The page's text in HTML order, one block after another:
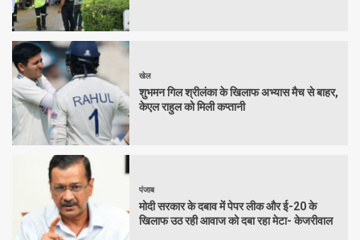
खेल
शुभमन गिल श्रीलंका के खिलाफ अभ्यास मैच से बाहर,
केएल राहुल को मिली कप्तानी
पंजाब
मोदी सरकार के दबाव में पेपर लीक और ई-20 के
खिलाफ उठ रही आवाज को दबा रहा मेटा- केजरीवाल